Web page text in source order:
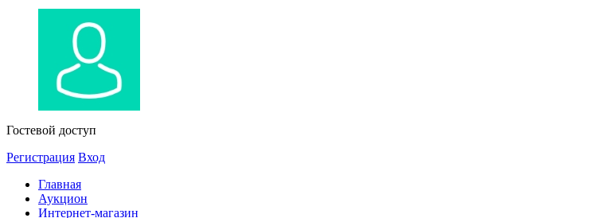
Гостевой доступ
Регистрация Вход
Главная
Аукцион
Интернет-магазин